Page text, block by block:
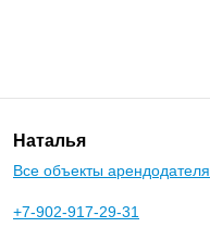
Наталья
Все объекты арендодателя
+7-902-917-29-31